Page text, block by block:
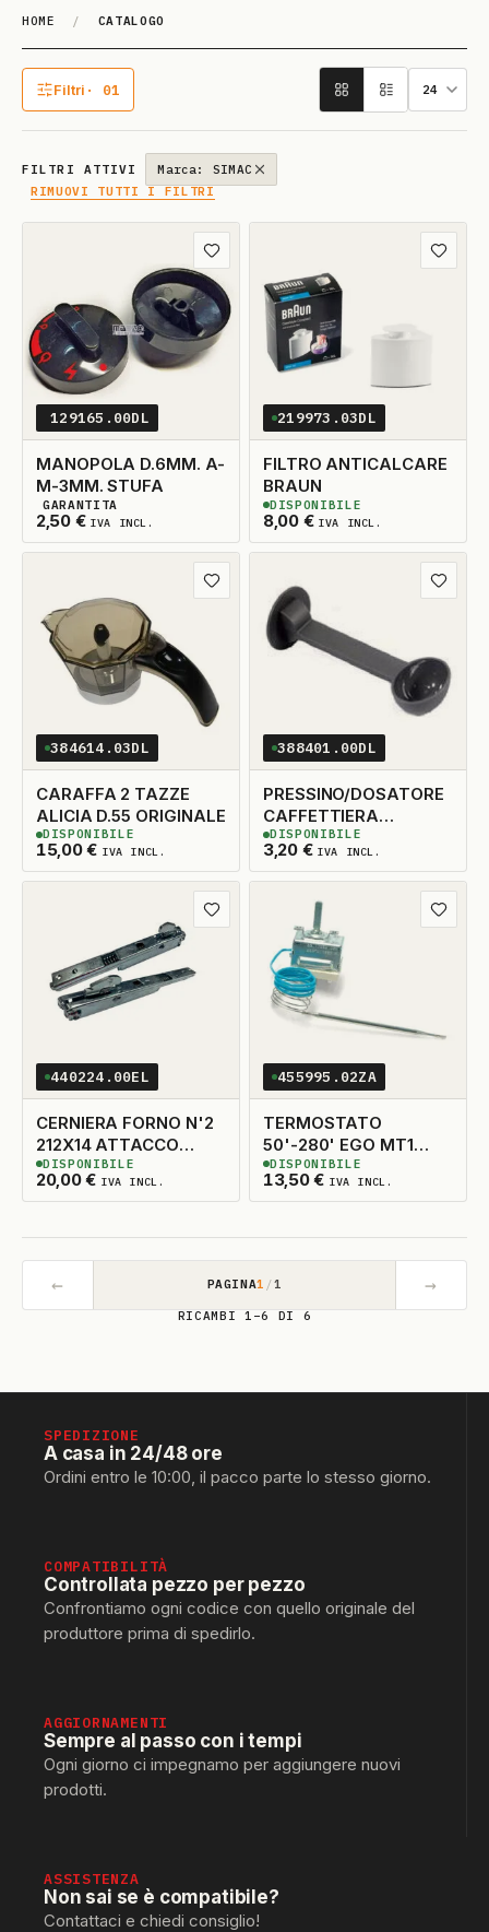
HOME / CATALOGO
Catalogo
Filtri · 01
1 filtro attivo
FILTRI ATTIVI
Marca: SIMAC
RIMUOVI TUTTI I FILTRI
Aggiungi ai preferiti
129165.00DL
MANOPOLA D.6MM. A-
M-3MM. STUFA
2,50 € IVA INCL.
10DISPONIBILI
GARANTITA
219973.03DL
FILTRO ANTICALCARE
BRAUN
8,00 € IVA INCL.
2DISPONIBILI
DISPONIBILE
Aggiungi ai preferiti
384614.03DL
CARAFFA 2 TAZZE
ALICIA D.55 ORIGINALE
15,00€ IVA INCL.
1DISPONIBILE
DISPONIBILE
388401.00DL
PRESSINO/DOSATORE
CAFFETTIERA
UNIVERSALE
3,20 € IVA INCL.
3DISPONIBILI
DISPONIBILE
Aggiungi ai preferiti
440224.00EL
CERNIERA FORNO N'2
212X14 ATTACCO
POSTERIORE
20,00€ IVA INCL.
2DISPONIBILI
DISPONIBILE
455995.02ZA
TERMOSTATO
50'-280' EGO MT1
ORIGINALE
13,50€ IVA INCL.
4DISPONIBILI
DISPONIBILE
← PAGINA1 /1 →
RICAMBI 1–6 DI 6
SPEDIZIONE
A casa in 24/48 ore
Ordini entro le 10:00, il pacco parte lo stesso giorno.
COMPATIBILITÀ
Controllata pezzo per pezzo
Confrontiamo ogni codice con quello originale del
produttore prima di spedirlo.
AGGIORNAMENTI
Sempre al passo con i tempi
Ogni giorno ci impegnamo per aggiungere nuovi
prodotti.
ASSISTENZA
Non sai se è compatibile?
Contattaci e chiedi consiglio!